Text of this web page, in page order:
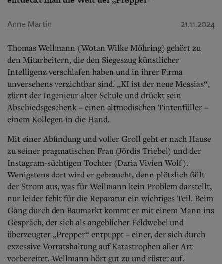
Start
Wer wir sind
Aktuelle Ausgabe
Abonnenten-Login
Abo Prämien
Archiv
Mediadaten
Schlesien
Danzig und Westpreußen
Bücher
Kontakt
Impressum
Datenschutz
Anne Martin 21.11.2024
Thomas Wellmann (Wotan Wilke Möhring) gehört zu
den Mitarbeitern, die den Siegeszug künstlicher
Intelligenz verschlafen haben und in ihrer Firma
unversehens verzichtbar sind. „KI ist der neue Messias“,
zürnt der Ingenieur alter Schule und drückt sein
Abschiedsgeschenk – einen altmodischen Tintenfüller –
einem Kollegen in die Hand.
Mit einer Abfindung und voller Groll geht er nach Hause
zu seiner pragmatischen Frau (Jördis Triebel) und der
Instagram-süchtigen Tochter (Daria Vivien Wolf).
Wenigstens dort wird er gebraucht, denn plötzlich fällt
der Strom aus, was für Wellmann kein Problem darstellt,
nur leider fehlt für die Reparatur ein wichtiges Teil. Beim
Gang durch den Baumarkt kommt er mit einem Mann ins
Gespräch, der sich als angeblicher Feldwebel und
überzeugter „Prepper“ entpuppt – einer, der sich durch
exzessive Vorratshaltung auf Katastrophen aller Art
vorbereitet. Wellmann hört gut zu und rüstet auf.